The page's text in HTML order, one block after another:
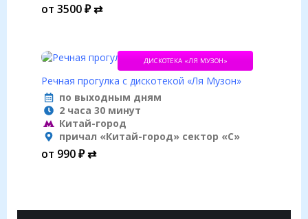
от 3500 ₽ ⇄
ДИСКОТЕКА «ЛЯ МУЗОН»
Речная прогулка с дискотекой «Ля Музон»
по выходным дням
2 часа 30 минут
Китай-город
причал «Китай-город» сектор «С»
от 990 ₽ ⇄